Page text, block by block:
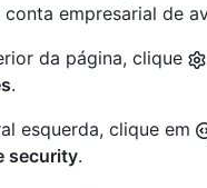
empresarial de
da página, clique
.
esquerda, clique em
security.